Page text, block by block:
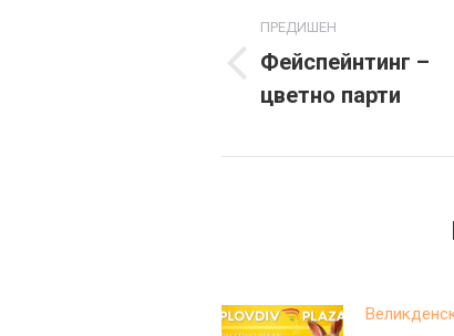
navigation
ПРЕДИШЕН
Previous
post:
Фейспейнтинг –
цветно парти